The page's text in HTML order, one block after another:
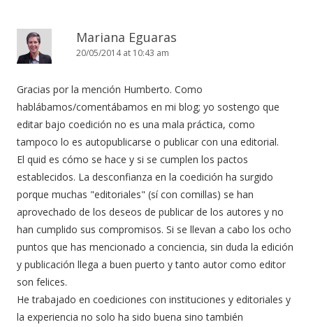
Mariana Eguaras
20/05/2014 at 10:43 am
Gracias por la mención Humberto. Como
hablábamos/comentábamos en mi blog; yo sostengo que
editar bajo coedición no es una mala práctica, como
tampoco lo es autopublicarse o publicar con una editorial.
El quid es cómo se hace y si se cumplen los pactos
establecidos. La desconfianza en la coedición ha surgido
porque muchas "editoriales" (sí con comillas) se han
aprovechado de los deseos de publicar de los autores y no
han cumplido sus compromisos. Si se llevan a cabo los ocho
puntos que has mencionado a conciencia, sin duda la edición
y publicación llega a buen puerto y tanto autor como editor
son felices.
He trabajado en coediciones con instituciones y editoriales y
la experiencia no solo ha sido buena sino también